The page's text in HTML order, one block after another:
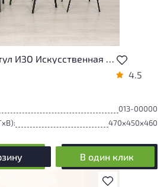
Офисный стул ИЗО Искусственная кожа Чёрный Россия
4.5
013-00000
470x450x460
В один клик
В избранное